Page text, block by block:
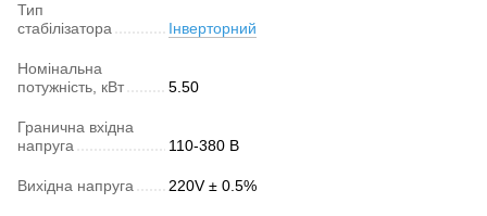
Тип
стабілізатора
Інверторний
Номінальна
потужність, кВт
5.50
Гранична вхідна
напруга
110-380 В
Вихідна напруга 220V ± 0.5%